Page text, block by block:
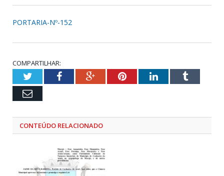
PORTARIA-Nº-152
COMPARTILHAR:
TwitterFacebookGoogle+PinterestLinkedInTumblr
Email
CONTEÚDO RELACIONADO